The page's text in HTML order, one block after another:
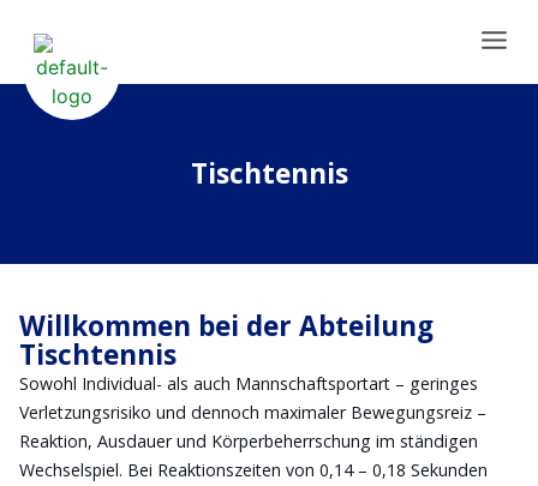
Tischtennis
Willkommen bei der Abteilung
Tischtennis
Sowohl Individual- als auch Mannschaftsportart – geringes
Verletzungsrisiko und dennoch maximaler Bewegungsreiz –
Reaktion, Ausdauer und Körperbeherrschung im ständigen
Wechselspiel. Bei Reaktionszeiten von 0,14 – 0,18 Sekunden